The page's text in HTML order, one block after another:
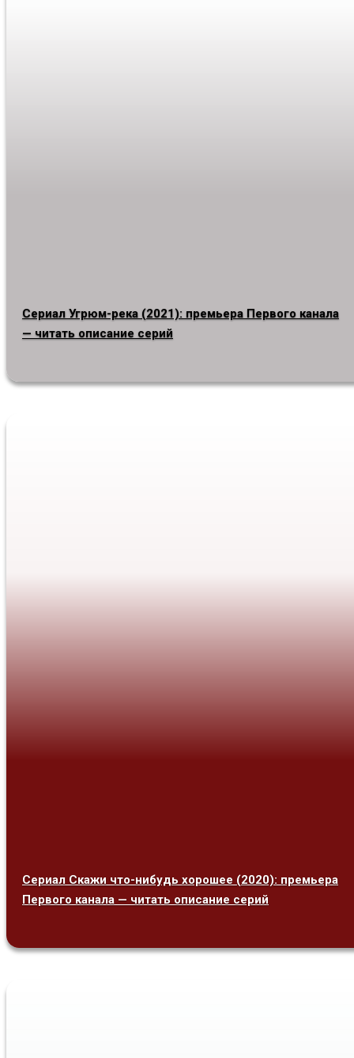
Сериал Угрюм-река (2021): премьера Первого канала
— читать описание серий
Сериал Скажи что-нибудь хорошее (2020): премьера
Первого канала — читать описание серий